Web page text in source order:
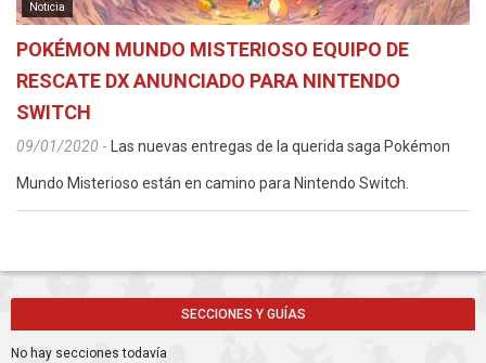
Noticia
POKÉMON MUNDO MISTERIOSO EQUIPO DE
RESCATE DX ANUNCIADO PARA NINTENDO
SWITCH
09/01/2020 - Las nuevas entregas de la querida saga Pokémon
Mundo Misterioso están en camino para Nintendo Switch.
SECCIONES Y GUÍAS
No hay secciones todavía